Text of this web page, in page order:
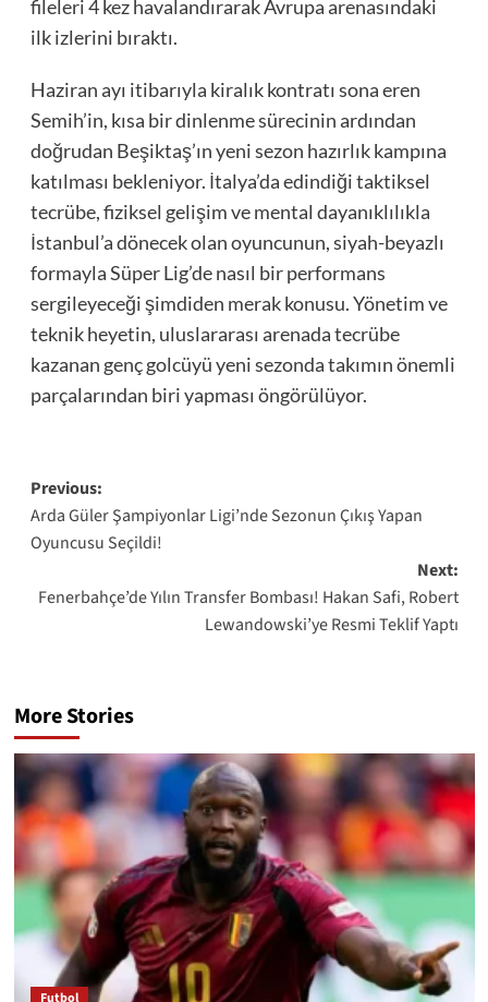
fileleri 4 kez havalandırarak Avrupa arenasındaki
ilk izlerini bıraktı.
Haziran ayı itibarıyla kiralık kontratı sona eren
Semih’in, kısa bir dinlenme sürecinin ardından
doğrudan Beşiktaş’ın yeni sezon hazırlık kampına
katılması bekleniyor. İtalya’da edindiği taktiksel
tecrübe, fiziksel gelişim ve mental dayanıklılıkla
İstanbul’a dönecek olan oyuncunun, siyah-beyazlı
formayla Süper Lig’de nasıl bir performans
sergileyeceği şimdiden merak konusu. Yönetim ve
teknik heyetin, uluslararası arenada tecrübe
kazanan genç golcüyü yeni sezonda takımın önemli
parçalarından biri yapması öngörülüyor.
Post
navigation
Previous:
Arda Güler Şampiyonlar Ligi’nde Sezonun Çıkış Yapan
Oyuncusu Seçildi!
Next:
Fenerbahçe’de Yılın Transfer Bombası! Hakan Safi, Robert
Lewandowski’ye Resmi Teklif Yaptı
More Stories
Futbol